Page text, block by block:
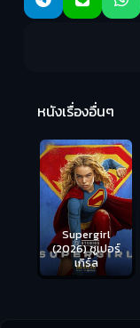
หนังเรื่องอื่นๆ
Supergirl
(2026) ซูเปอร์
เกิร์ล